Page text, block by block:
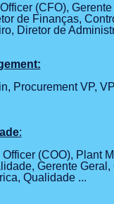
(CFO),
de Finanças,
Diretor de
Procurement VP,
:
(COO), Plant
Gerente
Qualidade ...